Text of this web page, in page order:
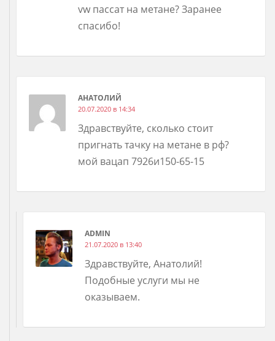
vw пассат на метане? Заранее
спасибо!
АНАТОЛИЙ
20.07.2020 в 14:34
Здравствуйте, сколько стоит
пригнать тачку на метане в рф?
мой вацап 7926и150-65-15
ADMIN
21.07.2020 в 13:40
Здравствуйте, Анатолий!
Подобные услуги мы не
оказываем.